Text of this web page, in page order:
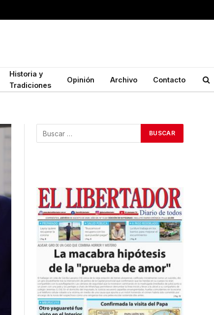
Historia y
Tradiciones
Opinión Archivo Contacto